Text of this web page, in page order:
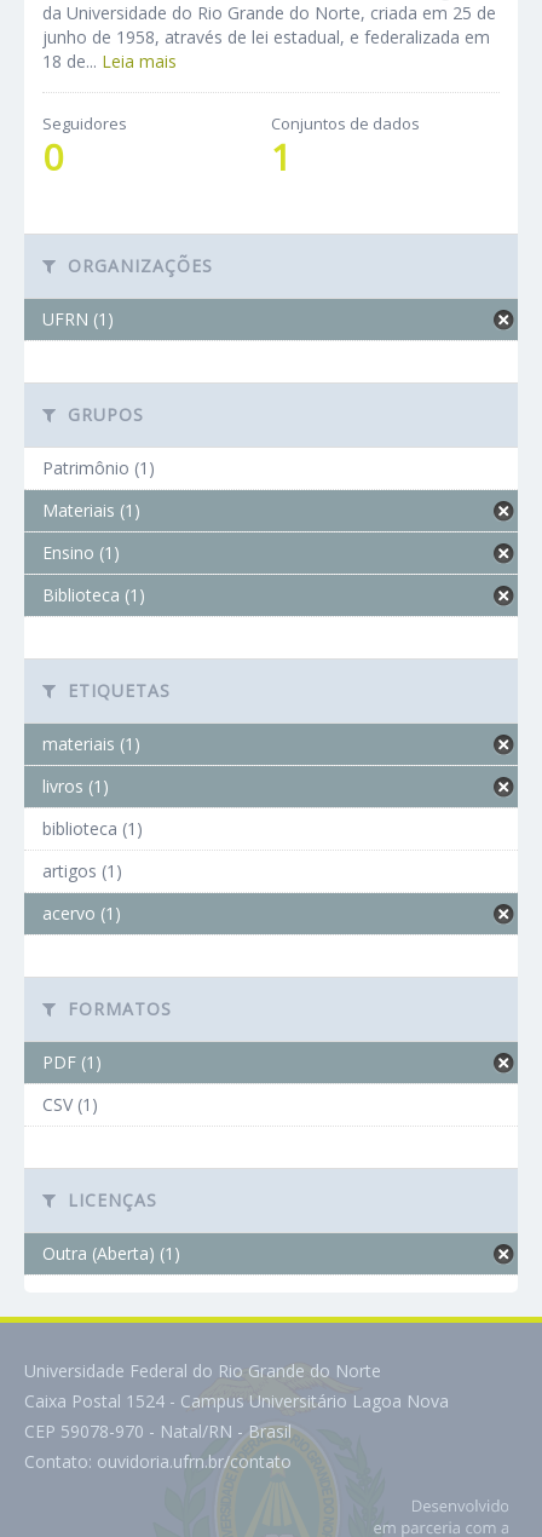
da Universidade do Rio Grande do Norte, criada em 25 de
junho de 1958, através de lei estadual, e federalizada em
18 de... Leia mais
Seguidores
0
Conjuntos de dados
1
ORGANIZAÇÕES
UFRN (1)
GRUPOS
Patrimônio (1)
Materiais (1)
Ensino (1)
Biblioteca (1)
ETIQUETAS
materiais (1)
livros (1)
biblioteca (1)
artigos (1)
acervo (1)
FORMATOS
PDF (1)
CSV (1)
LICENÇAS
Outra (Aberta) (1)
Universidade Federal do Rio Grande do Norte
Caixa Postal 1524 - Campus Universitário Lagoa Nova
CEP 59078-970 - Natal/RN - Brasil
Contato: ouvidoria.ufrn.br/contato